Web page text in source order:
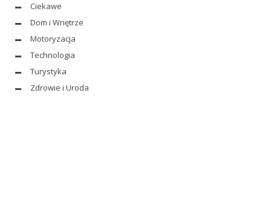
Ciekawe
Dom i Wnętrze
Motoryzacja
Technologia
Turystyka
Zdrowie i Uroda